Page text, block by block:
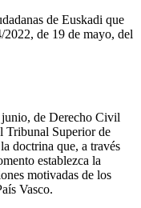
de Euskadi que
de 19 de mayo, del
de Derecho Civil
Tribunal Superior de
doctrina que, a través
establezca la
motivadas de los
Vasco.